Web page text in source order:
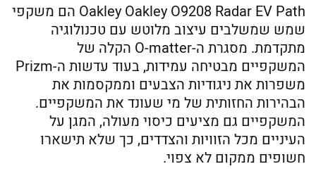
Oakley Oakley O9208 Radar EV Path הם משקפי
שמש שמשלבים עיצוב מלוטש עם טכנולוגיה
מתקדמת. מסגרת ה-O-matter הקלה של
המשקפיים מבטיחה עמידות, בעוד עדשות ה-Prizm
משפרות את ניגודיות הצבעים וממקסמות את
הבהירות החזותית של מי שעונד את המשקפיים.
המשקפיים גם מציעים כיסוי מעולה, המגן על
העיניים מכל הזוויות והצדדים, כך שלא תישארו
חשופים ממקום לא צפוי.